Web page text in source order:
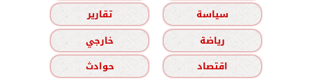
سياسة
تقارير
رياضة
خارجي
اقتصاد
حوادث